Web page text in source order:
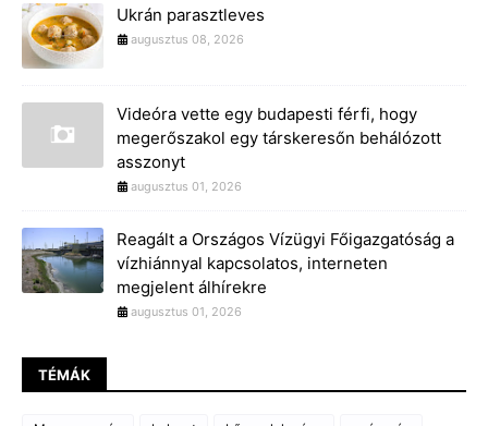
Ukrán parasztleves
augusztus 08, 2026
Videóra vette egy budapesti férfi, hogy
megerőszakol egy társkeresőn behálózott
asszonyt
augusztus 01, 2026
Reagált a Országos Vízügyi Főigazgatóság a
vízhiánnyal kapcsolatos, interneten
megjelent álhírekre
augusztus 01, 2026
TÉMÁK